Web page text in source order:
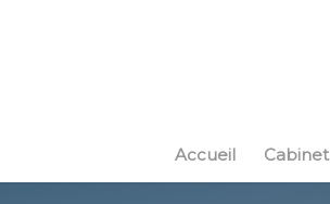
Accueil Cabinet